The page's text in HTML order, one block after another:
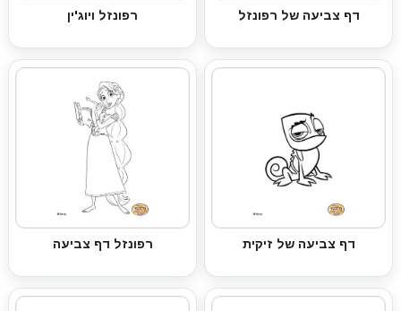
דף צביעה של רפונזל רפונזל ויוג'ין
דף צביעה של זיקית רפונזל דף צביעה